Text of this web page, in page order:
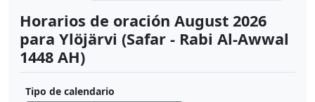
Horarios de oración August 2026
para Ylöjärvi (Safar - Rabi Al-Awwal
1448 AH)
Tipo de calendario